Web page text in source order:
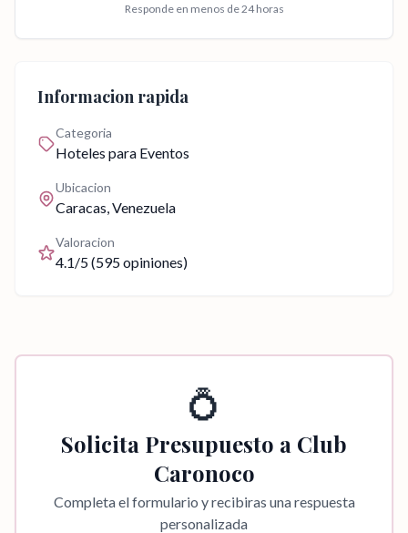
Responde en menos de 24 horas
Informacion rapida
Categoria
Hoteles para Eventos
Ubicacion
Caracas, Venezuela
Valoracion
4.1/5 (595opiniones)
💍
Solicita Presupuesto a Club
Caronoco
Completa el formulario y recibiras una respuesta
personalizada